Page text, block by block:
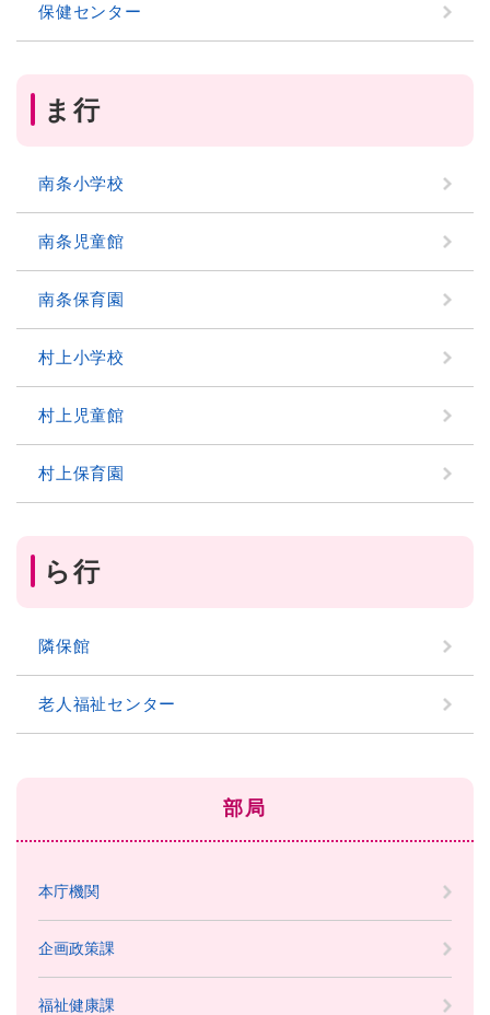
保健センター
ま行
南条小学校
南条児童館
南条保育園
村上小学校
村上児童館
村上保育園
ら行
隣保館
老人福祉センター
部局
本庁機関
企画政策課
福祉健康課